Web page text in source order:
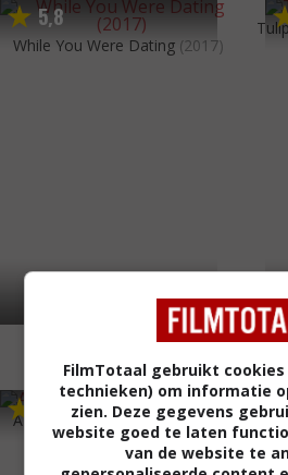
5,8
While You Were Dating (2017)
A Wish for Christmas (2016) The
FilmTotaal gebruikt
technieken) om informatie
zien. Deze gegevens
website goed te laten
van de website te